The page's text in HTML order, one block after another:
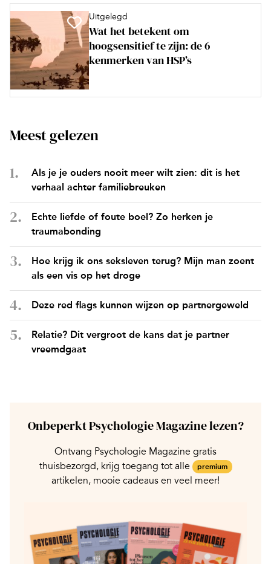
Uitgelegd
Wat het betekent om
hoogsensitief te zijn: de 6
kenmerken van HSP’s
Meest gelezen
Als je je ouders nooit meer wilt zien: dit is het
verhaal achter familiebreuken
Echte liefde of foute boel? Zo herken je
traumabonding
Hoe krijg ik ons seksleven terug? Mijn man zoent
als een vis op het droge
Deze red flags kunnen wijzen op partnergeweld
Relatie? Dit vergroot de kans dat je partner
vreemdgaat
Onbeperkt Psychologie Magazine lezen?
Ontvang Psychologie Magazine gratis
thuisbezorgd, krijg toegang tot alle
premium
artikelen, mooie cadeaus en veel meer!